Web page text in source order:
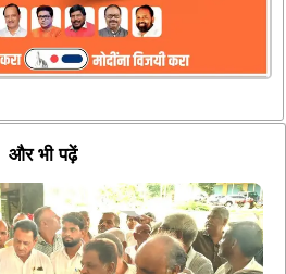
और भी पढ़ें